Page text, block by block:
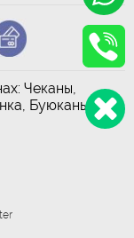
Чеканы,
Буюканы